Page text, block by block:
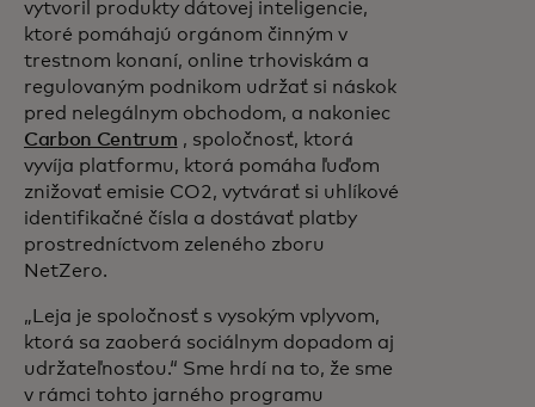
vytvoril produkty dátovej inteligencie,
ktoré pomáhajú orgánom činným v
trestnom konaní, online trhoviskám a
regulovaným podnikom udržať si náskok
pred nelegálnym obchodom, a nakoniec
Carbon Centrum , spoločnosť, ktorá
vyvíja platformu, ktorá pomáha ľuďom
znižovať emisie CO2, vytvárať si uhlíkové
identifikačné čísla a dostávať platby
prostredníctvom zeleného zboru
NetZero.
„Leja je spoločnosť s vysokým vplyvom,
ktorá sa zaoberá sociálnym dopadom aj
udržateľnosťou.“ Sme hrdí na to, že sme
v rámci tohto jarného programu